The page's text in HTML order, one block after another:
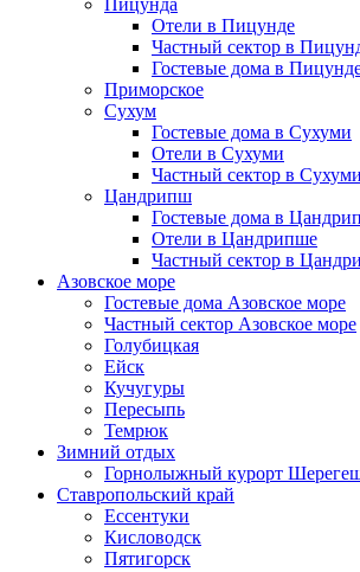
Пицунда
Отели в Пицунде
Частный сектор в
Гостевые дома в
Приморское
Сухум
Гостевые дома в Сухуми
Отели в Сухуми
Частный сектор в Сухуми
Цандрипш
Гостевые дома в
Отели в Цандрипше
Частный сектор в
Азовское море
Гостевые дома Азовское море
Частный сектор Азовское море
Голубицкая
Ейск
Кучугуры
Пересыпь
Темрюк
Зимний отдых
Горнолыжный курорт
Ставропольский край
Ессентуки
Кисловодск
Пятигорск